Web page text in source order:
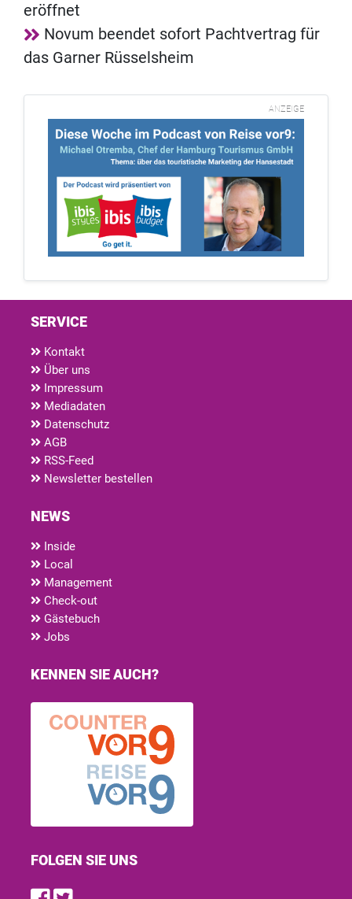
eröffnet
Novum beendet sofort Pachtvertrag für
das Garner Rüsselsheim
ANZEIGE
SERVICE
Kontakt
Über uns
Impressum
Mediadaten
Datenschutz
AGB
RSS-Feed
Newsletter bestellen
NEWS
Inside
Local
Management
Check-out
Gästebuch
Jobs
KENNEN SIE AUCH?
FOLGEN SIE UNS